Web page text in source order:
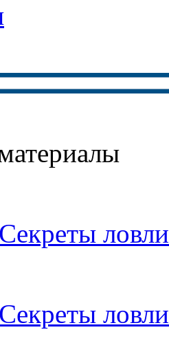
Секреты
Секреты